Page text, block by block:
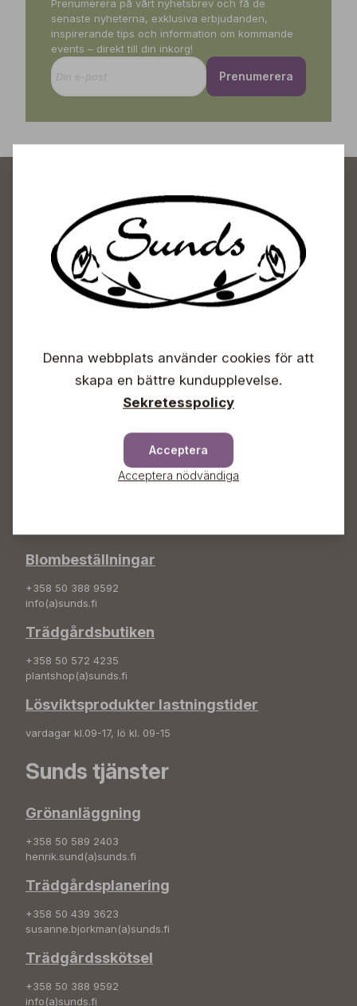
Prenumerera på vårt nyhetsbrev och få de
senaste nyheterna, exklusiva erbjudanden,
inspirerande tips och information om kommande
events – direkt till din inkorg!
Prenumerera
Sunds Trädgårdscenter
Lördagar 09-16
Blombeställningar
+358 50 388 9592
info(a)sunds.fi
Trädgårdsbutiken
+358 50 572 4235
plantshop(a)sunds.fi
Lösviktsprodukter lastningstider
vardagar kl.09-17, lö kl. 09-15
Sunds tjänster
Grönanläggning
+358 50 589 2403
henrik.sund(a)sunds.fi
Trädgårdsplanering
+358 50 439 3623
susanne.bjorkman(a)sunds.fi
Trädgårdsskötsel
+358 50 388 9592
info(a)sunds.fi
Denna webbplats använder cookies för att
skapa en bättre kundupplevelse.
Sekretesspolicy
Acceptera
Acceptera nödvändiga